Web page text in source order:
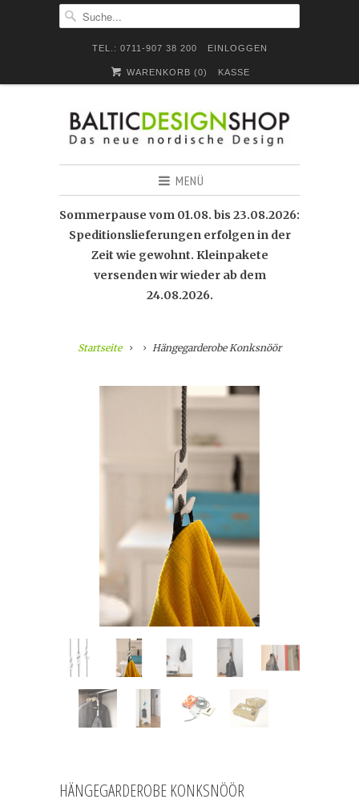
TEL.: 0711-907 38 200 EINLOGGEN
WARENKORB (0) KASSE
MENÜ
Sommerpause vom 01.08. bis 23.08.2026:
Speditionslieferungen erfolgen in der
Zeit wie gewohnt. Kleinpakete
versenden wir wieder ab dem
24.08.2026.
Startseite Hängegarderobe Konksnöör
HÄNGEGARDEROBE KONKSNÖÖR